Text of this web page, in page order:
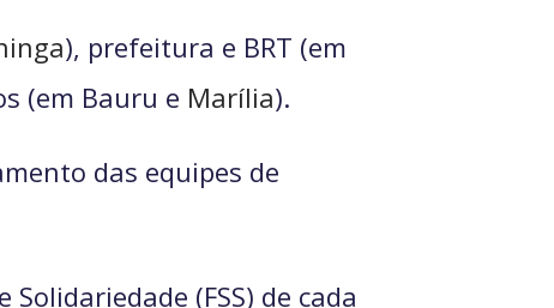
), prefeitura e BRT (em
(em Bauru e Marília).
das equipes de
(FSS) de cada